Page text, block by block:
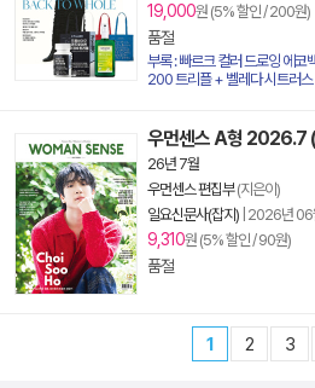
19,000원 (5% 할인 / 200원)
품절
부록 : 빠르크 컬러 드로잉 에코
200 트리플 + 벨레다 시트러스
우먼센스 A형 2026.7
26년 7월
우먼센스 편집부(지은이)
일요신문사(잡지) 2026년 06
9,310원 (5% 할인 / 90원)
품절
1 2 3